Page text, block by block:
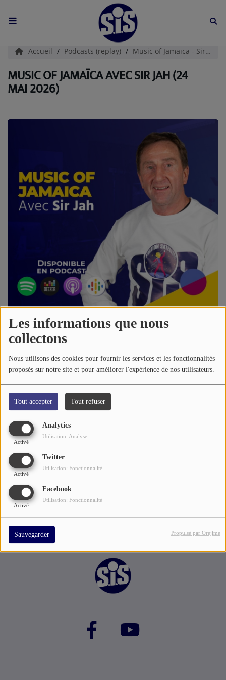
Les informations que nous
collectons
Nous utilisons des cookies pour fournir les services et les fonctionnalités
proposés sur notre site et pour améliorer l'expérience de nos utilisateurs.
Tout accepter Tout refuser
Analytics
Activé
Utilisation: Analyse
Twitter
Activé
Utilisation: Fonctionnalité
Facebook
Activé
Utilisation: Fonctionnalité
Sauvegarder Propulsé par Orejime
ACCUEIL
L'HISTOIRE DE S.I.S
BOUTIQUE
Contact
Accueil Podcasts (replay) Music of Jamaïca - Sir Jah
MUSIC OF JAMAÏCA AVEC SIR JAH (24
MAI 2026)
04 juin 2026 - 17:23- 579 vues
Écouter le podcast
MUSIC OF JAMAÏCA, une émission spécialisée
dereggae produite et animée par «
Un mix d'artistes connus, des chanteurs plus obscurs, voire
même des exclusivités !
Comme toutes les semaines, découvrez le
un reggae francophone et un reggae africain.